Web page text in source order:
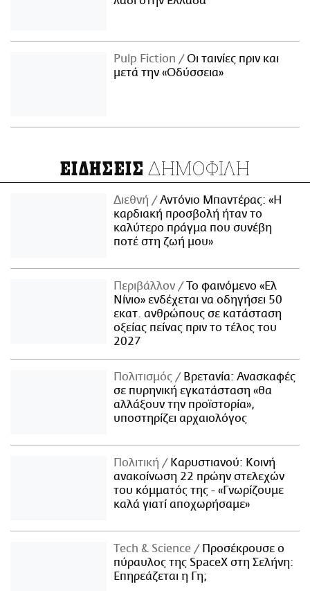
Pulp Fiction
Οι ταινίες πριν και
μετά την «Οδύσσεια»
ΕΙΔΗΣΕΙΣ ΔΗΜΟΦΙΛΗ
Διεθνή
Αντόνιο Μπαντέρας: «Η
καρδιακή προσβολή ήταν το
καλύτερο πράγμα που συνέβη
ποτέ στη ζωή μου»
Περιβάλλον
Το φαινόμενο «Ελ
Νίνιο» ενδέχεται να οδηγήσει 50
εκατ. ανθρώπους σε κατάσταση
οξείας πείνας πριν το τέλος του
2027
Πολιτισμός
Βρετανία: Ανασκαφές
σε πυρηνική εγκατάσταση «θα
αλλάξουν την προϊστορία»,
υποστηρίζει αρχαιολόγος
Πολιτική
Καρυστιανού: Κοινή
ανακοίνωση 22 πρώην στελεχών
του κόμματός της - «Γνωρίζουμε
καλά γιατί αποχωρήσαμε»
Τech & Science
Προσέκρουσε ο
πύραυλος της SpaceX στη Σελήνη:
Επηρεάζεται η Γη;